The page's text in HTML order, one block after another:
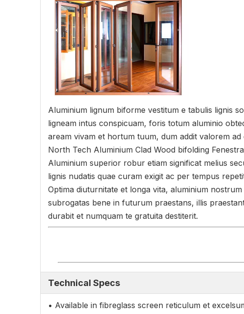
Aluminium lignum biforme vestitum e tabulis lignis
ligneam intus conspicuam, foris totum aluminio
aream vivam et hortum tuum, dum addit valorem
North Tech Aluminium Clad Wood bifolding
Aluminium superior robur etiam significat melius
lignis nudatis quae curam exigit ac per tempus
Optima diuturnitate et longa vita, aluminium
subrogatas bene in futurum praestans, illis
durabit et numquam te gratuita destiterit.
Technical Specs
• Available in fibreglass screen reticulum et